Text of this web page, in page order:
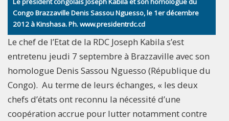
Congo Brazzaville Denis Sassou Nguesso, le 1er décembre
2012 à Kinshasa. Ph. www.presidentrdc.cd
Le chef de l’Etat de la RDC Joseph Kabila s’est
entretenu jeudi 7 septembre à Brazzaville avec son
homologue Denis Sassou Nguesso (République du
Congo). Au terme de leurs échanges, « les deux
chefs d’états ont reconnu la nécessité d’une
coopération accrue pour lutter notamment contre